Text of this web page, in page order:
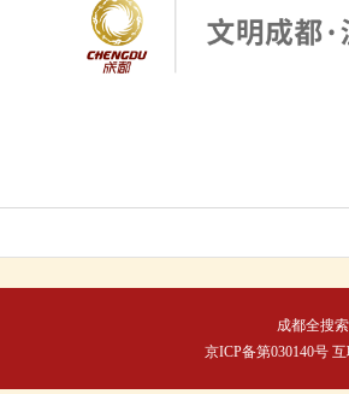
成都全搜
京ICP备第030140号